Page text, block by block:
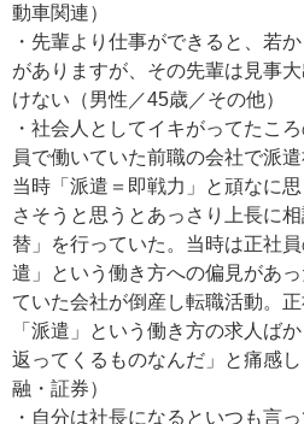
動車関連）
・先輩より仕事ができると、若
がありますが、その先輩は見事
けない（男性／45歳／その他）
・社会人としてイキがってたこ
員で働いていた前職の会社で派
当時「派遣＝即戦力」と頑なに
さそうと思うとあっさり上長に
替」を行っていた。当時は正社
遣」という働き方への偏見があ
ていた会社が倒産し転職活動。
「派遣」という働き方の求人ば
返ってくるものなんだ」と痛感
融・証券）
・自分は社長になるといつも言